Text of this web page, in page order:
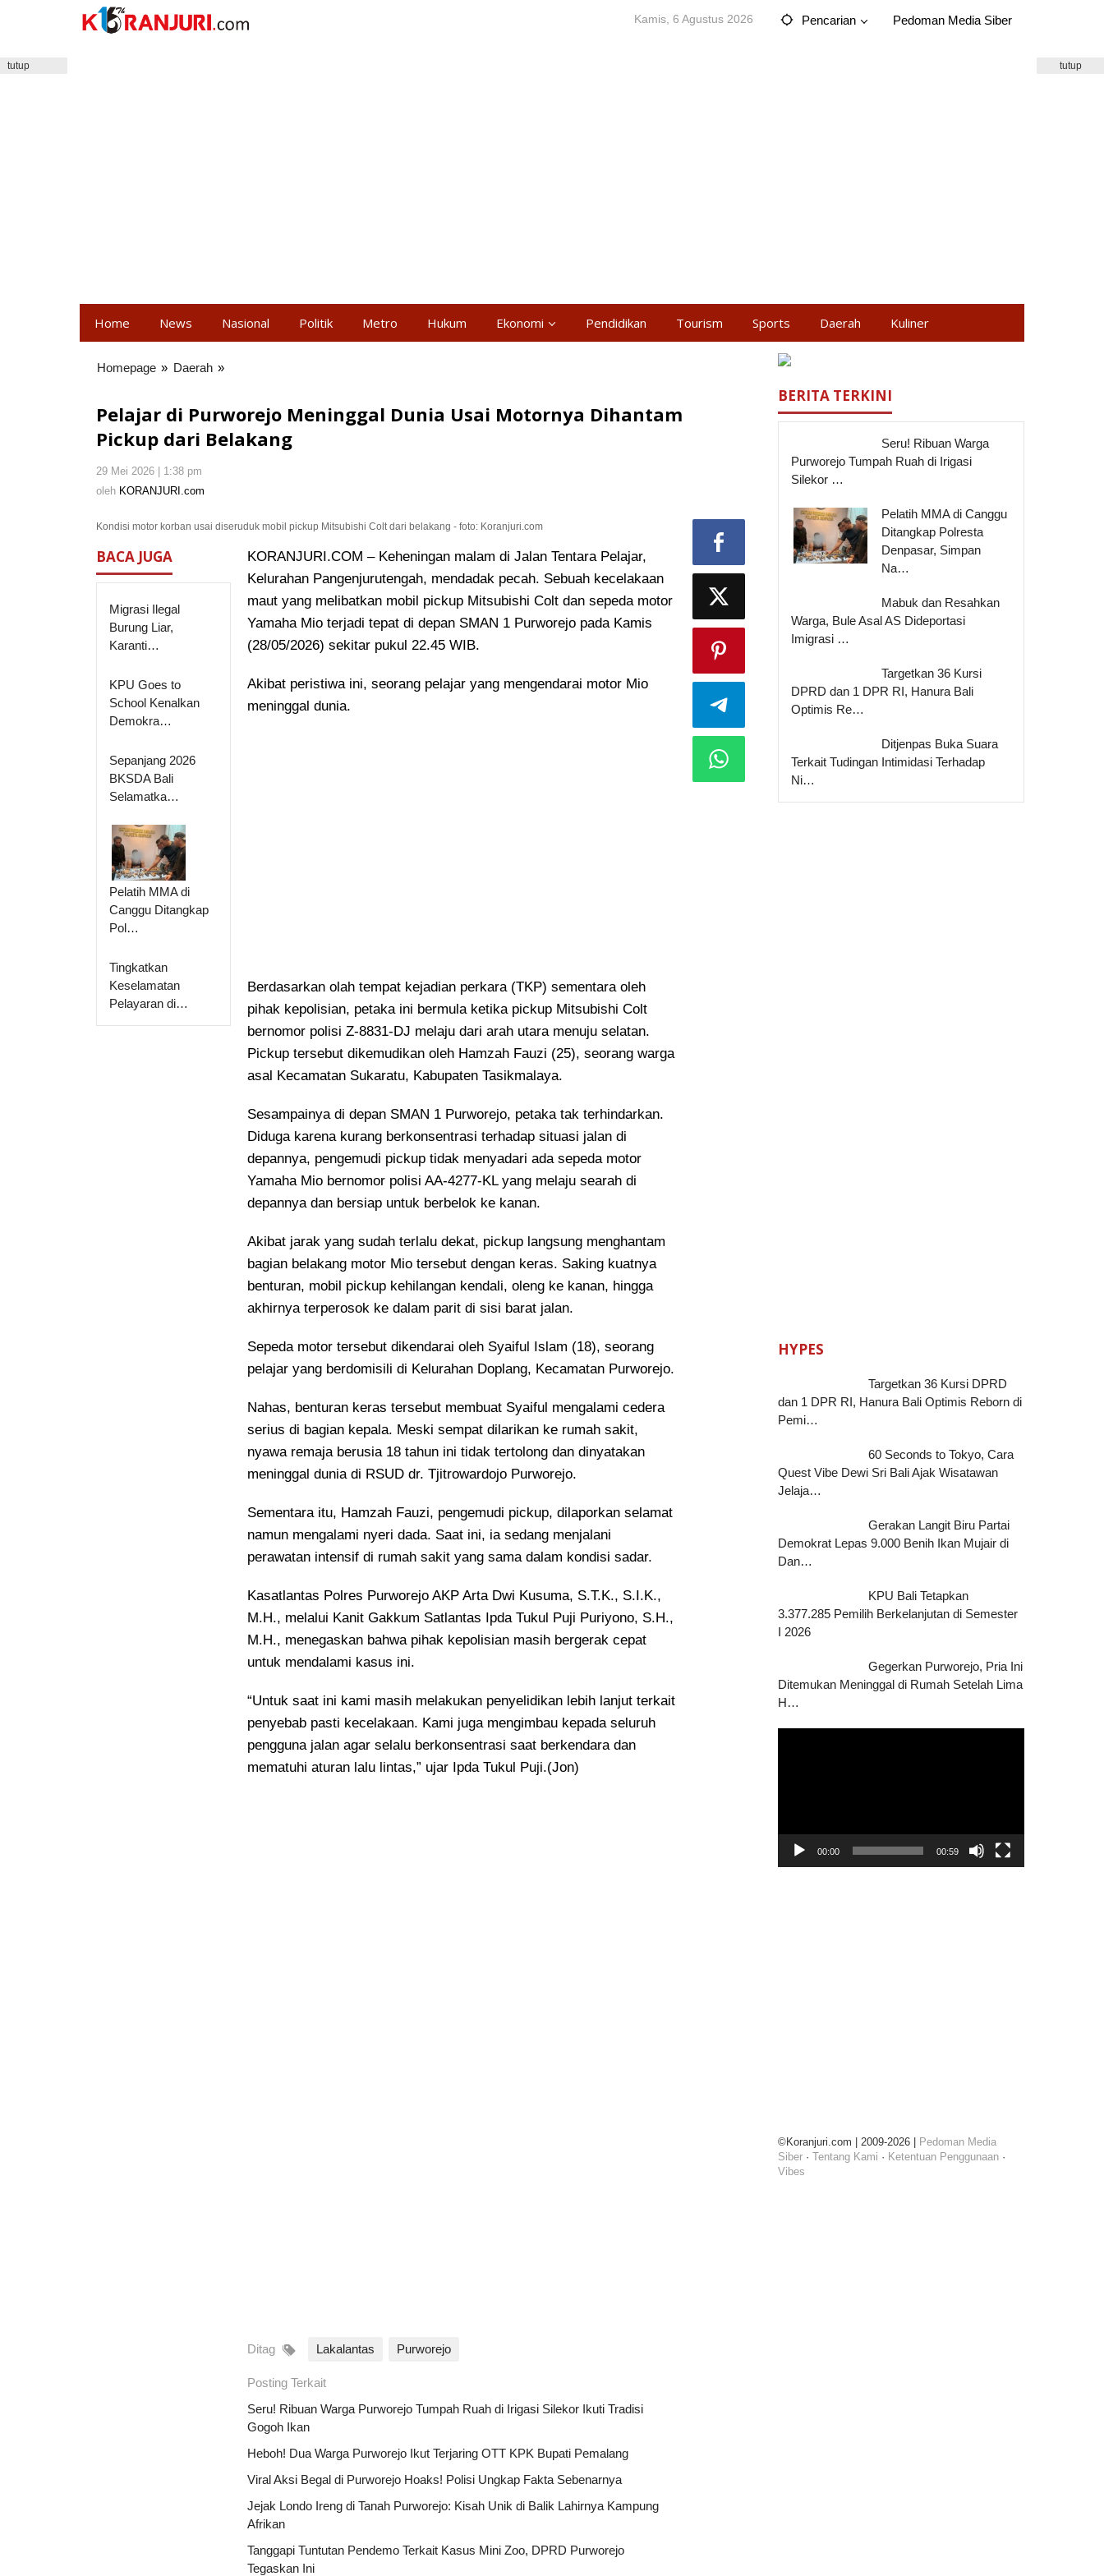
Kamis, 6 Agustus 2026 Pencarian Pedoman Media Siber
Home News Nasional Politik Metro Hukum Ekonomi Pendidikan Tourism Sports Daerah Kuliner
tutup tutup
Homepage » Daerah »
Meninggal
Dunia
dari
Belakang
Pelajar di Purworejo Meninggal Dunia Usai Motornya Dihantam
Pickup dari Belakang
29 Mei 2026 | 1:38 pm
oleh KORANJURI.com
Kondisi motor korban usai diseruduk mobil pickup Mitsubishi Colt dari belakang - foto: Koranjuri.com
BACA JUGA
Migrasi Ilegal
Burung Liar,
Karanti…
KPU Goes to
School Kenalkan
Demokra…
Sepanjang 2026
BKSDA Bali
Selamatka…
Pelatih MMA di
Canggu Ditangkap
Pol…
Tingkatkan
Keselamatan
Pelayaran di…
KORANJURI.COM – Keheningan malam di Jalan Tentara Pelajar,
Kelurahan Pangenjurutengah, mendadak pecah. Sebuah kecelakaan
maut yang melibatkan mobil pickup Mitsubishi Colt dan sepeda motor
Yamaha Mio terjadi tepat di depan SMAN 1 Purworejo pada Kamis
(28/05/2026) sekitar pukul 22.45 WIB.
Akibat peristiwa ini, seorang pelajar yang mengendarai motor Mio
meninggal dunia.
Berdasarkan olah tempat kejadian perkara (TKP) sementara oleh
pihak kepolisian, petaka ini bermula ketika pickup Mitsubishi Colt
bernomor polisi Z-8831-DJ melaju dari arah utara menuju selatan.
Pickup tersebut dikemudikan oleh Hamzah Fauzi (25), seorang warga
asal Kecamatan Sukaratu, Kabupaten Tasikmalaya.
Sesampainya di depan SMAN 1 Purworejo, petaka tak terhindarkan.
Diduga karena kurang berkonsentrasi terhadap situasi jalan di
depannya, pengemudi pickup tidak menyadari ada sepeda motor
Yamaha Mio bernomor polisi AA-4277-KL yang melaju searah di
depannya dan bersiap untuk berbelok ke kanan.
Akibat jarak yang sudah terlalu dekat, pickup langsung menghantam
bagian belakang motor Mio tersebut dengan keras. Saking kuatnya
benturan, mobil pickup kehilangan kendali, oleng ke kanan, hingga
akhirnya terperosok ke dalam parit di sisi barat jalan.
Sepeda motor tersebut dikendarai oleh Syaiful Islam (18), seorang
pelajar yang berdomisili di Kelurahan Doplang, Kecamatan Purworejo.
Nahas, benturan keras tersebut membuat Syaiful mengalami cedera
serius di bagian kepala. Meski sempat dilarikan ke rumah sakit,
nyawa remaja berusia 18 tahun ini tidak tertolong dan dinyatakan
meninggal dunia di RSUD dr. Tjitrowardojo Purworejo.
Sementara itu, Hamzah Fauzi, pengemudi pickup, dilaporkan selamat
namun mengalami nyeri dada. Saat ini, ia sedang menjalani
perawatan intensif di rumah sakit yang sama dalam kondisi sadar.
Kasatlantas Polres Purworejo AKP Arta Dwi Kusuma, S.T.K., S.I.K.,
M.H., melalui Kanit Gakkum Satlantas Ipda Tukul Puji Puriyono, S.H.,
M.H., menegaskan bahwa pihak kepolisian masih bergerak cepat
untuk mendalami kasus ini.
“Untuk saat ini kami masih melakukan penyelidikan lebih lanjut terkait
penyebab pasti kecelakaan. Kami juga mengimbau kepada seluruh
pengguna jalan agar selalu berkonsentrasi saat berkendara dan
mematuhi aturan lalu lintas,” ujar Ipda Tukul Puji.(Jon)
Ditag Lakalantas Purworejo
Posting Terkait
Seru! Ribuan Warga Purworejo Tumpah Ruah di Irigasi Silekor Ikuti Tradisi
Gogoh Ikan
Heboh! Dua Warga Purworejo Ikut Terjaring OTT KPK Bupati Pemalang
Viral Aksi Begal di Purworejo Hoaks! Polisi Ungkap Fakta Sebenarnya
Jejak Londo Ireng di Tanah Purworejo: Kisah Unik di Balik Lahirnya Kampung
Afrikan
Tanggapi Tuntutan Pendemo Terkait Kasus Mini Zoo, DPRD Purworejo
Tegaskan Ini
BERITA TERKINI
Seru! Ribuan Warga
Purworejo Tumpah Ruah di Irigasi
Silekor …
Pelatih MMA di Canggu
Ditangkap Polresta
Denpasar, Simpan
Na…
Mabuk dan Resahkan
Warga, Bule Asal AS Dideportasi
Imigrasi …
Targetkan 36 Kursi
DPRD dan 1 DPR RI, Hanura Bali
Optimis Re…
Ditjenpas Buka Suara
Terkait Tudingan Intimidasi Terhadap
Ni…
HYPES
Targetkan 36 Kursi DPRD
dan 1 DPR RI, Hanura Bali Optimis Reborn di
Pemi…
60 Seconds to Tokyo, Cara
Quest Vibe Dewi Sri Bali Ajak Wisatawan
Jelaja…
Gerakan Langit Biru Partai
Demokrat Lepas 9.000 Benih Ikan Mujair di
Dan…
KPU Bali Tetapkan
3.377.285 Pemilih Berkelanjutan di Semester
I 2026
Gegerkan Purworejo, Pria Ini
Ditemukan Meninggal di Rumah Setelah Lima
H…
00:00 00:59
©Koranjuri.com | 2009-2026 | Pedoman Media
Siber ·Tentang Kami · Ketentuan Penggunaan ·
Vibes